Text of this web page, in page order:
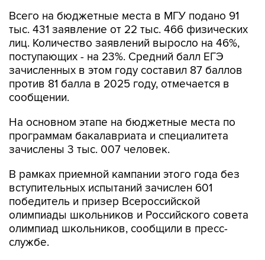
Всего на бюджетные места в МГУ подано 91
тыс. 431 заявление от 22 тыс. 466 физических
лиц. Количество заявлений выросло на 46%,
поступающих - на 23%. Средний балл ЕГЭ
зачисленных в этом году составил 87 баллов
против 81 балла в 2025 году, отмечается в
сообщении.
На основном этапе на бюджетные места по
программам бакалавриата и специалитета
зачислены 3 тыс. 007 человек.
В рамках приемной кампании этого года без
вступительных испытаний зачислен 601
победитель и призер Всероссийской
олимпиады школьников и Российского совета
олимпиад школьников, сообщили в пресс-
службе.